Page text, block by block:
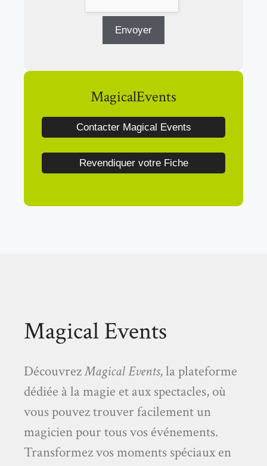
MagicalEvents
Contacter Magical Events
Revendiquer votre Fiche
Magical Events
DécouvrezMagical Events, la plateforme
dédiée à la magie et aux spectacles, où
vous pouvez trouver facilement un
magicien pour tous vos événements.
Transformez vos moments spéciaux en